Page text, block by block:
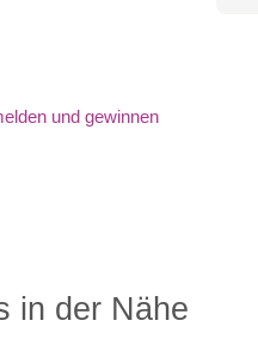
in der Nähe